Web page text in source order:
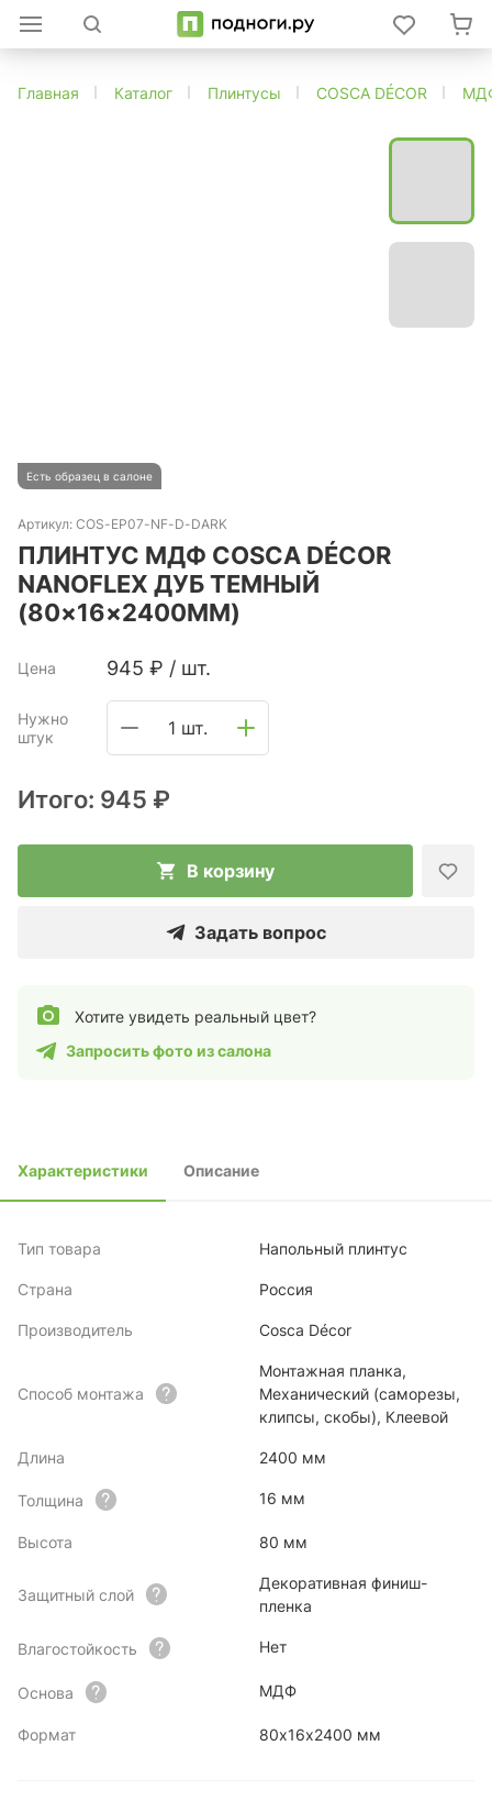
Главная Каталог Плинтусы COSCA DÉCOR
Есть образец в салоне
Артикул: COS-ЕP07-NF-D-DARK
ПЛИНТУС МДФ COSCA DÉCOR
NANOFLEX ДУБ ТЕМНЫЙ
(80×16×2400ММ)
Цена 945 ₽ / шт.
Нужно
штук
1 шт.
Итого: 945 ₽
В корзину
Задать вопрос
Хотите увидеть реальный цвет?
Запросить фото из салона
Характеристики Описание
Тип товара Напольный плинтус
Страна Россия
Производитель Cosca Décor
Способ монтажа
Монтажная планка,
Механический (саморезы,
клипсы, скобы), Клеевой
Длина 2400 мм
Толщина 16 мм
Высота 80 мм
Защитный слой
Декоративная финиш-
пленка
Влагостойкость Нет
Основа МДФ
Формат 80x16x2400 мм